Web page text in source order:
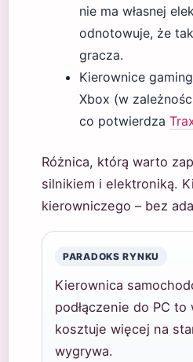
nie ma własnej
odnotowuje, że
gracza.
Kierownice
Xbox (w
co potwierdza
Różnica, którą warto
silnikiem i elektroniką.
kierowniczego – bez
PARADOKS RYNKU
Kierownica
podłączenie do PC
kosztuje więcej na
wygrywa.